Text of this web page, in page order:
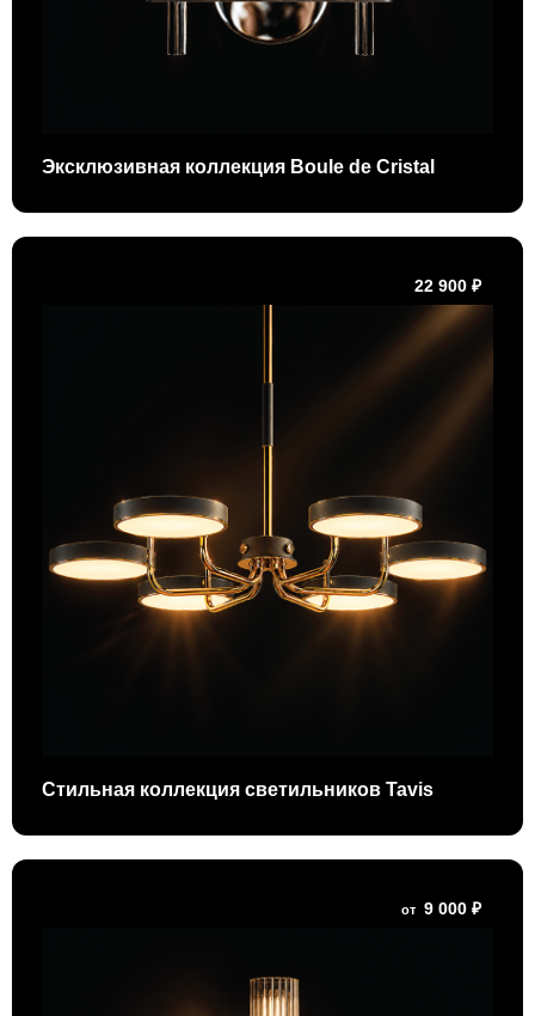
Эксклюзивная коллекция Boule de Cristal
22 900 ₽
Стильная коллекция светильников Tavis
от 9 000 ₽